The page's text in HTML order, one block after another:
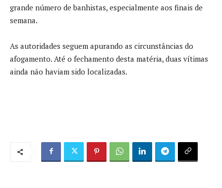
grande número de banhistas, especialmente aos finais de
semana.
As autoridades seguem apurando as circunstâncias do
afogamento. Até o fechamento desta matéria, duas vítimas
ainda não haviam sido localizadas.